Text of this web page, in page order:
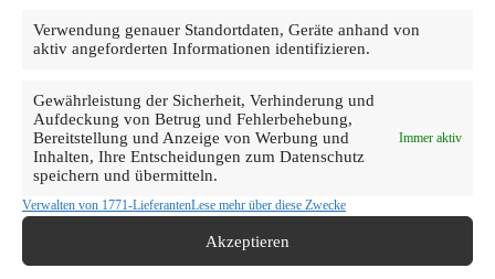
Verwendung genauer Standortdaten, Geräte anhand von
aktiv angeforderten Informationen identifizieren.
Gewährleistung der Sicherheit, Verhinderung und
Aufdeckung von Betrug und Fehlerbehebung,
Bereitstellung und Anzeige von Werbung und
Inhalten, Ihre Entscheidungen zum Datenschutz
speichern und übermitteln.
Immer aktiv
Verwalten von 1771-LieferantenLese mehr über diese Zwecke
Akzeptieren